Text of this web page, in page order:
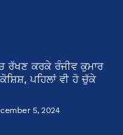
ਰੱਖਣ ਕਰਕੇ ਰੰਜੀਵ ਕੁਮਾਰ
ਪਹਿਲਾਂ ਵੀ ਹੋ ਚੁੱਕੇ
5, 2024